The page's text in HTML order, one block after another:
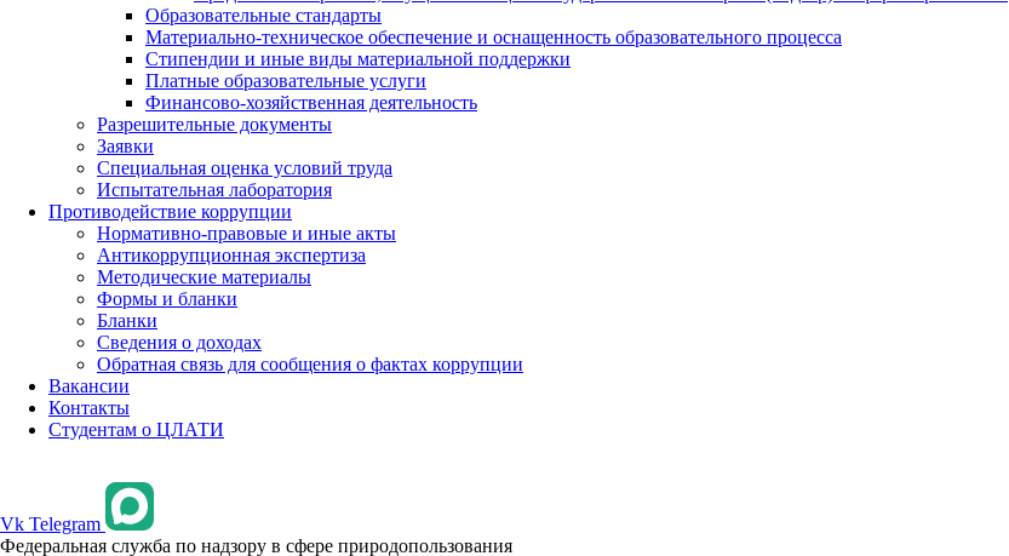
Образовательные стандарты
Материально-техническое обеспечение и оснащенность образовательного процесса
Стипендии и иные виды материальной поддержки
Платные образовательные услуги
Финансово-хозяйственная деятельность
Разрешительные документы
Заявки
Специальная оценка условий труда
Испытательная лаборатория
Противодействие коррупции
Нормативно-правовые и иные акты
Антикоррупционная экспертиза
Методические материалы
Формы и бланки
Бланки
Сведения о доходах
Обратная связь для сообщения о фактах коррупции
Вакансии
Контакты
Студентам о ЦЛАТИ
Vk Telegram
Федеральная служба по надзору в сфере природопользования